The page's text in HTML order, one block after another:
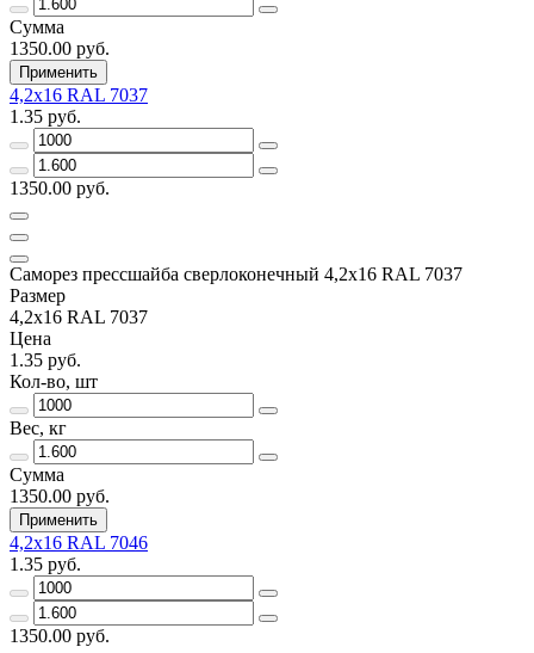
Сумма
1350.00 руб.
Применить
4,2х16 RAL 7037
1.35 руб.
1350.00 руб.
Саморез прессшайба сверлоконечный 4,2х16 RAL 7037
Размер
4,2х16 RAL 7037
Цена
1.35 руб.
Кол-во, шт
Вес, кг
Сумма
1350.00 руб.
Применить
4,2х16 RAL 7046
1.35 руб.
1350.00 руб.